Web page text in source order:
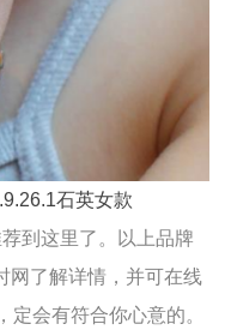
石英女款
到这里了。以上品牌
网了解详情，并可在线
定会有符合你心意的。